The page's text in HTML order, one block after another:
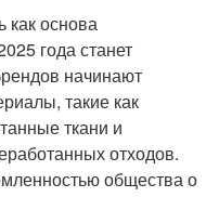
как основа
года станет
начинают
такие как
ткани и
отходов.
общества о